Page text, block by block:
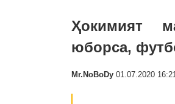
Ҳокимият
юборса,
Mr.NoBoDy 01.07.2020 16:21